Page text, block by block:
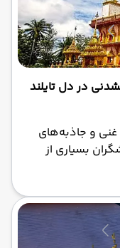
در دل تایلند
غنی و جاذبه‌های
بسیاری از
در این کشور
از تفریح، آرامش
ایده‌آل برای شما